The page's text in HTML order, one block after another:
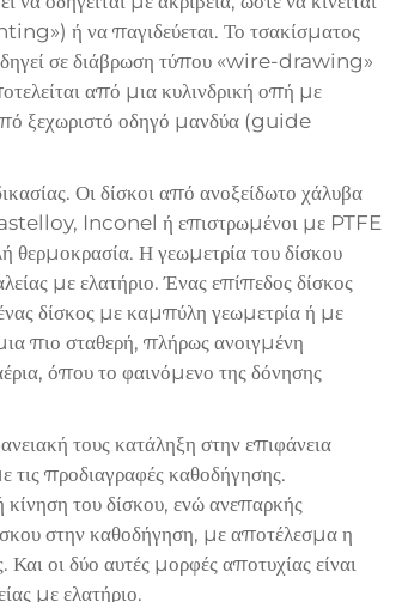
ή να παγιδεύεται. Το τσακίσματος
σε διάβρωση τύπου «wire-drawing»
από μια κυλινδρική οπή με
ξεχωριστό οδηγό μανδύα (guide
Οι δίσκοι από ανοξείδωτο χάλυβα
Hastelloy, Inconel ή επιστρωμένοι με PTFE
θερμοκρασία. Η γεωμετρία του δίσκου
με ελατήριο. Ένας επίπεδος δίσκος
δίσκος με καμπύλη γεωμετρία ή με
πιο σταθερή, πλήρως ανοιγμένη
όπου το φαινόμενο της δόνησης
τους κατάληξη στην επιφάνεια
τις προδιαγραφές καθοδήγησης.
του δίσκου, ενώ ανεπαρκής
στην καθοδήγηση, με αποτέλεσμα η
οι δύο αυτές μορφές αποτυχίας είναι
με ελατήριο.